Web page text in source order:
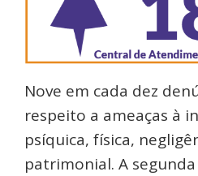
Nove em cada dez
respeito a ameaças à
psíquica, física,
patrimonial. A